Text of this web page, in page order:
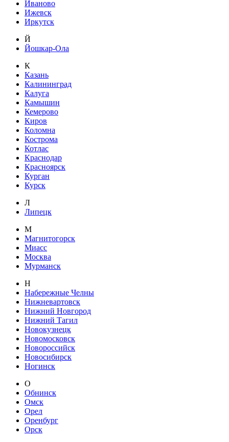
Иваново
Ижевск
Иркутск
Й
Йошкар-Ола
К
Казань
Калининград
Калуга
Камышин
Кемерово
Киров
Коломна
Кострома
Котлас
Краснодар
Красноярск
Курган
Курск
Л
Липецк
М
Магнитогорск
Миасс
Москва
Мурманск
Н
Набережные Челны
Нижневартовск
Нижний Новгород
Нижний Тагил
Новокузнецк
Новомосковск
Новороссийск
Новосибирск
Ногинск
О
Обнинск
Омск
Орел
Оренбург
Орск